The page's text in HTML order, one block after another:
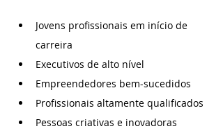
Jovens profissionais em início de
carreira
Executivos de alto nível
Empreendedores bem-sucedidos
Profissionais altamente qualificados
Pessoas criativas e inovadoras